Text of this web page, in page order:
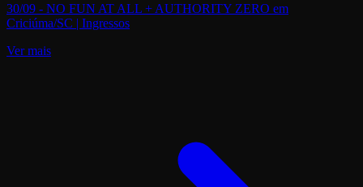
30/09 - NO FUN AT ALL + AUTHORITY ZERO em
Criciúma/SC | Ingressos
Ver mais